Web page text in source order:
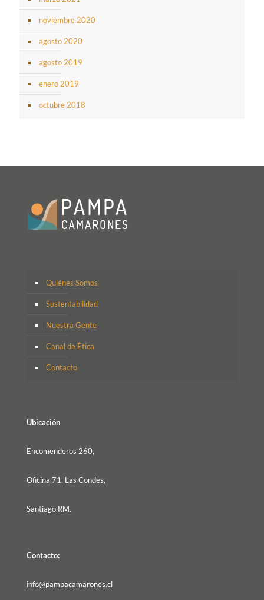
noviembre 2020
agosto 2020
agosto 2019
enero 2019
octubre 2018
Quiénes Somos
Sustentabilidad
Nuestra Gente
Canal de Ética
Contacto
Ubicación
Encomenderos 260,
Oficina 71, Las Condes,
Santiago RM.
Contacto:
info@pampacamarones.cl